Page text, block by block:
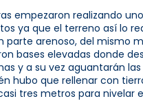
empezaron realizando
ya que el terreno así lo
parte arenoso, del mismo
bases elevadas donde
y a su vez aguantarán las
hubo que rellenar con
tres metros para nivelar